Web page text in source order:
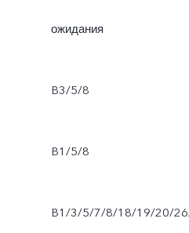
ожидания
B3/5/8
B1/5/8
B1/3/5/7/8/18/19/20/